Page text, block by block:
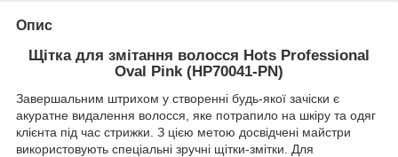
Опис
Щітка для змітання волосся Hots Professional
Oval Pink (HP70041-PN)
Завершальним штрихом у створенні будь-якої зачіски є
акуратне видалення волосся, яке потрапило на шкіру та одяг
клієнта під час стрижки. З цією метою досвідчені майстри
використовують спеціальні зручні щітки-змітки. Для